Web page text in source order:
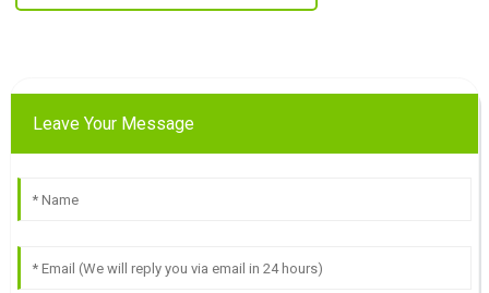
Leave Your Message